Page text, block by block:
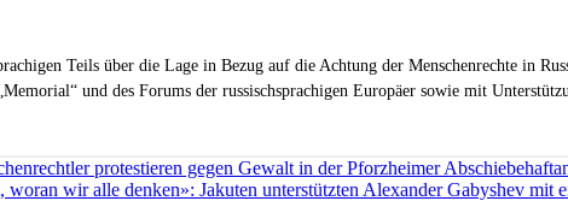
Teils über die Lage in Bezug auf die Achtung der Menschenrechte in
und des Forums der russischsprachigen Europäer sowie mit
protestieren gegen Gewalt in der Pforzheimer
woran wir alle denken»: Jakuten unterstützten Alexander Gabyshev mit